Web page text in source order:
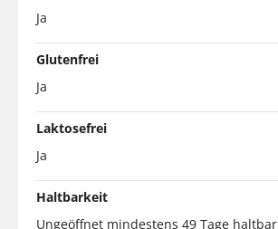
Ja
Glutenfrei
Ja
Laktosefrei
Ja
Haltbarkeit
Ungeöffnet mindestens 49 Tage haltbar